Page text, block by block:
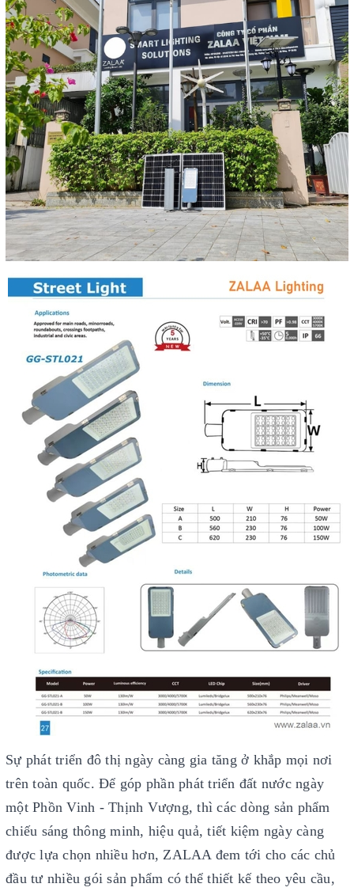
Sự phát triển đô thị ngày càng gia tăng ở khắp mọi nơi
trên toàn quốc. Để góp phần phát triển đất nước ngày
một Phồn Vinh - Thịnh Vượng, thì các dòng sản phẩm
chiếu sáng thông minh, hiệu quả, tiết kiệm ngày càng
được lựa chọn nhiều hơn, ZALAA đem tới cho các chủ
đầu tư nhiều gói sản phẩm có thể thiết kế theo yêu cầu,